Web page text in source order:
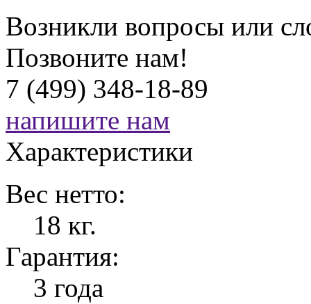
Возникли вопросы или
Позвоните нам!
7 (499) 348-18-89
напишите нам
Характеристики
Вес нетто:
18 кг.
Гарантия:
3 года